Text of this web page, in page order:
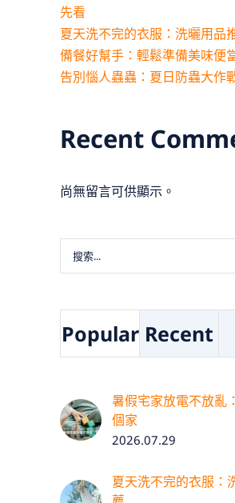
先看
夏天洗不完的衣服：洗曬用品
備餐好幫手：輕鬆準備美味便
告別惱人蟲蟲：夏日防蟲大作
Recent
尚無留言可供顯示。
索
果：
Popular Recent
暑假宅家放電不放亂
個家
2026.07.29
夏天洗不完的衣服：